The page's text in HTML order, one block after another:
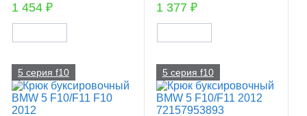
1 454 ₽
1 377 ₽
5 серия f10 5 серия f10